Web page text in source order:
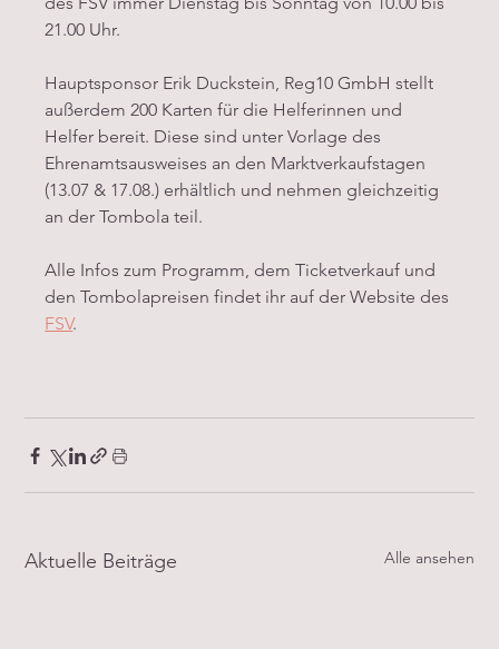
21.00 Uhr.
Hauptsponsor Erik Duckstein, Reg10 GmbH stellt
außerdem 200 Karten für die Helferinnen und
Helfer bereit. Diese sind unter Vorlage des
Ehrenamtsausweises an den Marktverkaufstagen
(13.07 & 17.08.) erhältlich und nehmen gleichzeitig
an der Tombola teil.
Alle Infos zum Programm, dem Ticketverkauf und
den Tombolapreisen findet ihr auf der Website des
FSV.
Aktuelle Beiträge Alle ansehen